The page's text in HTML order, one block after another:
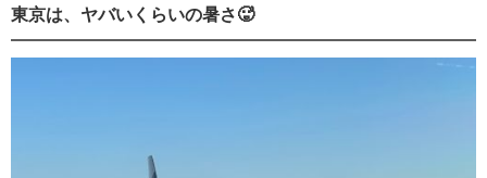
東京は、ヤバいくらいの暑さ🥵